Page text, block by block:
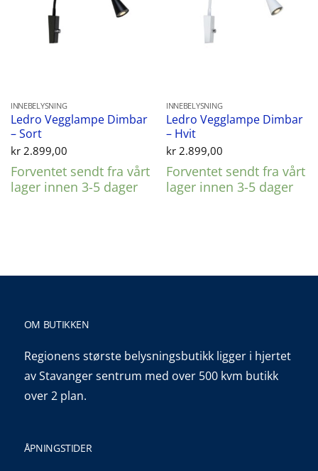
INNEBELYSNING
Ledro Vegglampe Dimbar
– Sort
kr2.899,00
Forventet sendt fra vårt
lager innen 3-5 dager
INNEBELYSNING
Ledro Vegglampe Dimbar
– Hvit
kr2.899,00
Forventet sendt fra vårt
lager innen 3-5 dager
OM BUTIKKEN
Regionens største belysningsbutikk ligger i hjertet
av Stavanger sentrum med over 500 kvm butikk
over 2 plan.
ÅPNINGSTIDER